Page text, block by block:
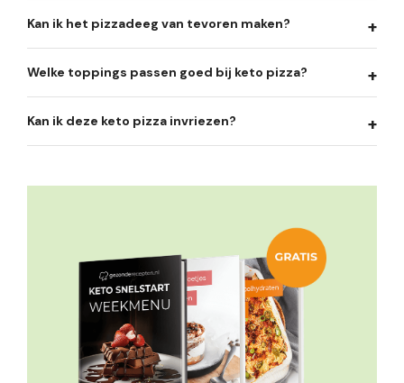
Kan ik het pizzadeeg van tevoren maken?
Welke toppings passen goed bij keto pizza?
Kan ik deze keto pizza invriezen?